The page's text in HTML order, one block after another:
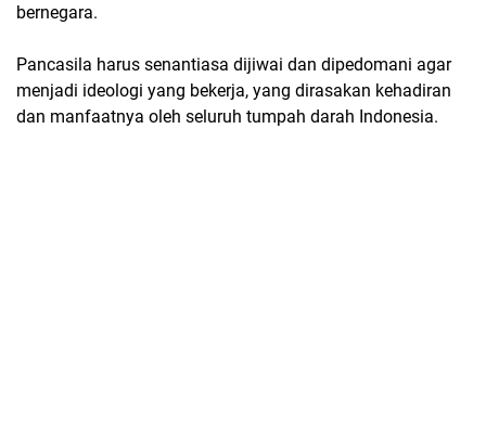
bernegara.
Pancasila harus senantiasa dijiwai dan dipedomani agar
menjadi ideologi yang bekerja, yang dirasakan kehadiran
dan manfaatnya oleh seluruh tumpah darah Indonesia.